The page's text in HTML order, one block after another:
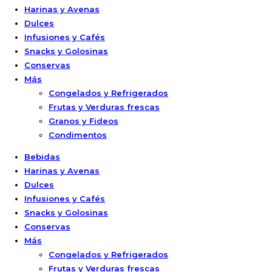
Harinas y Avenas
Dulces
Infusiones y Cafés
Snacks y Golosinas
Conservas
Más
Congelados y Refrigerados
Frutas y Verduras frescas
Granos y Fideos
Condimentos
Bebidas
Harinas y Avenas
Dulces
Infusiones y Cafés
Snacks y Golosinas
Conservas
Más
Congelados y Refrigerados
Frutas y Verduras frescas